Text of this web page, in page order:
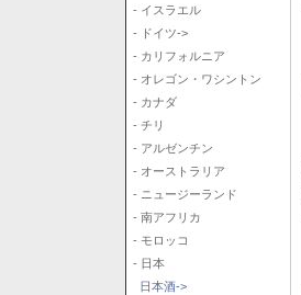
- イスラエル
- ドイツ->
- カリフォルニア
- オレゴン・ワシントン
- カナダ
- チリ
- アルゼンチン
- オーストラリア
- ニュージーランド
- 南アフリカ
- モロッコ
- 日本
日本酒->